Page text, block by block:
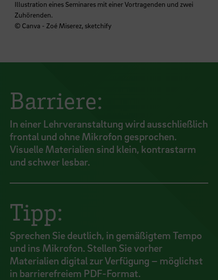
Illustration eines Seminares mit einer Vortragenden und zwei
Zuhörenden.
© Canva - Zoé Miserez, sketchify
Barriere:
In einer Lehrveranstaltung wird ausschließlich
frontal und ohne Mikrofon gesprochen.
Visuelle Materialien sind klein, kontrastarm
und schwer lesbar.
Tipp:
Sprechen Sie deutlich, in gemäßigtem Tempo
und ins Mikrofon. Stellen Sie vorher
Materialien digital zur Verfügung – möglichst
in barrierefreiem PDF-Format.